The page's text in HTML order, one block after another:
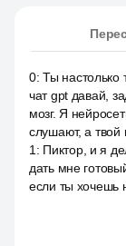
0:Ты
чат gpt давай,
мозг. Я
слушают, а твой
1 : Пиктор, и я
дать мне
если ты хочешь